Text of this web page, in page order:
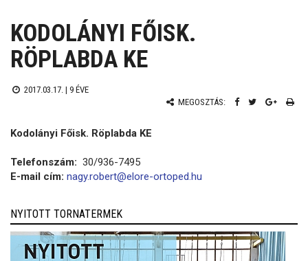
KODOLÁNYI FŐISK.
RÖPLABDA KE
2017.03.17. | 9 ÉVE
MEGOSZTÁS:
Kodolányi Főisk. Röplabda KE
Telefonszám: 30/936-7495
E-mail cím: nagy.robert@elore-ortoped.hu
NYITOTT TORNATERMEK